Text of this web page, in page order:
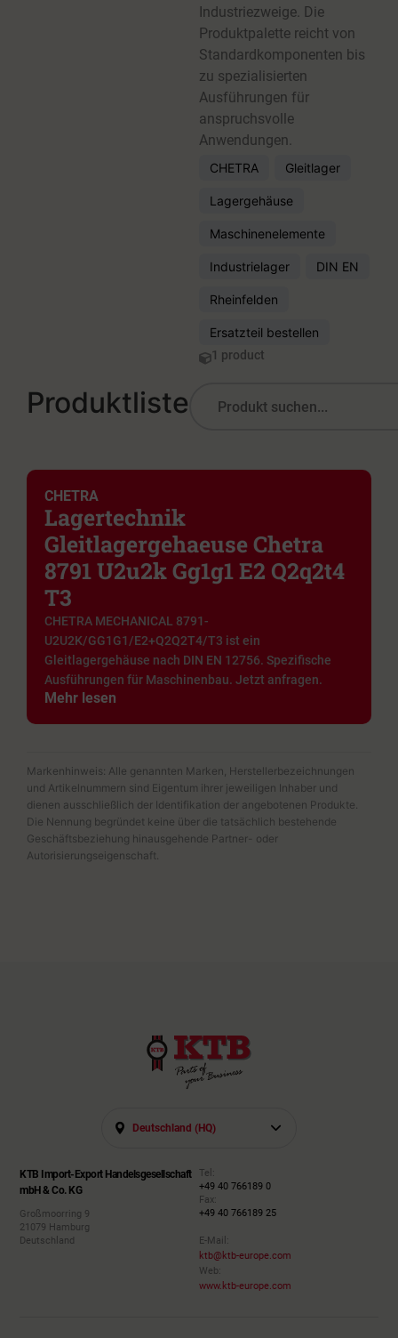
Industriezweige. Die
Produktpalette reicht von
Standardkomponenten bis
zu spezialisierten
Ausführungen für
anspruchsvolle
Anwendungen.
CHETRA Gleitlager
Lagergehäuse
Maschinenelemente
Industrielager DIN EN
Rheinfelden
Ersatzteil bestellen
1 product
Produktliste
CHETRA
Lagertechnik
Gleitlagergehaeuse Chetra
8791 U2u2k Gg1g1 E2 Q2q2t4
T3
CHETRA MECHANICAL 8791-
U2U2K/GG1G1/E2+Q2Q2T4/T3 ist ein
Gleitlagergehäuse nach DIN EN 12756. Spezifische
Ausführungen für Maschinenbau. Jetzt anfragen.
Mehr lesen
Markenhinweis: Alle genannten Marken, Herstellerbezeichnungen
und Artikelnummern sind Eigentum ihrer jeweiligen Inhaber und
dienen ausschließlich der Identifikation der angebotenen Produkte.
Die Nennung begründet keine über die tatsächlich bestehende
Geschäftsbeziehung hinausgehende Partner- oder
Autorisierungseigenschaft.
Deutschland (HQ)
KTB Import-Export Handelsgesellschaft
mbH & Co. KG
Großmoorring 9
21079 Hamburg
Deutschland
Tel:
+49 40 766189 0
Fax:
+49 40 766189 25
E-Mail:
ktb@ktb-europe.com
Web:
www.ktb-europe.com